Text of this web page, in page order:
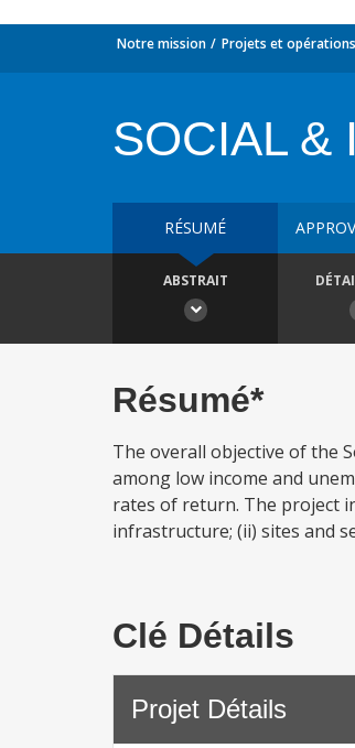
Notre mission Projets et opérations
SOCIAL &
RÉSUMÉ
ABSTRAIT
Résumé*
The overall objective of the
among low income and
rates of return. The project
infrastructure; (ii) sites and
Clé Détails
Projet Détails